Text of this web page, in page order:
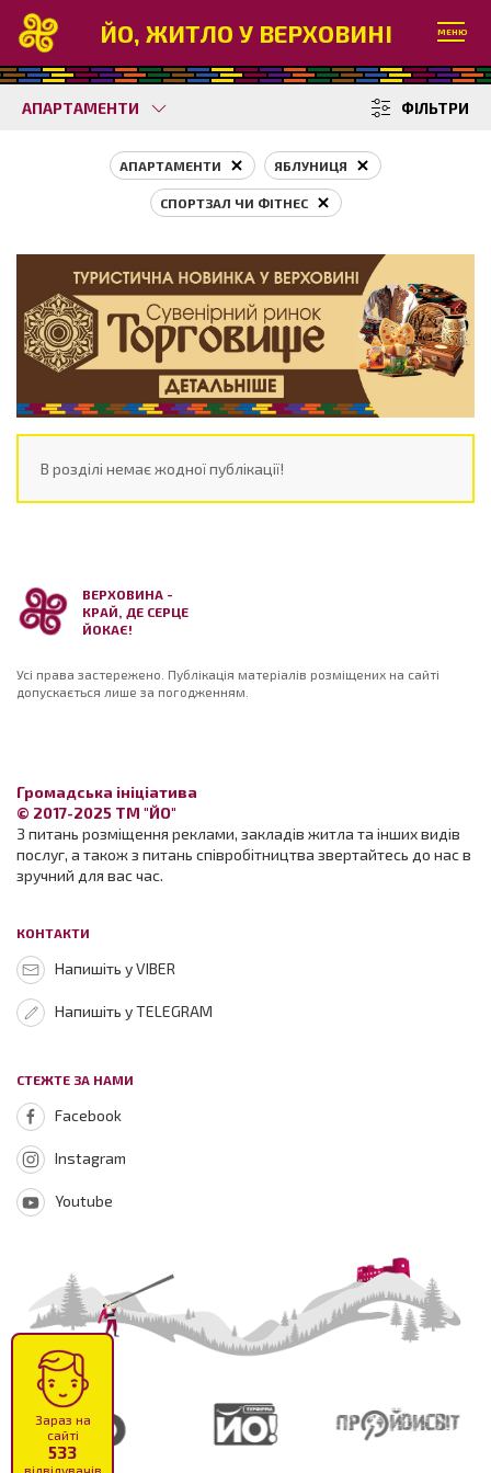
ЙО, ЖИТЛО У ВЕРХОВИНІ МЕНЮ
АПАРТАМЕНТИ ФІЛЬТРИ
АПАРТАМЕНТИ ЯБЛУНИЦЯ
СПОРТЗАЛ ЧИ ФІТНЕС
В розділі немає жодної публікації!
ВЕРХОВИНА -
КРАЙ, ДЕ СЕРЦЕ
ЙОКАЄ!
Усі права застережено. Публікація матеріалів розміщених на сайті
допускається лише за погодженням.
Громадська ініціатива
© 2017-2025 ТМ "ЙО"
З питань розміщення реклами, закладів житла та інших видів
послуг, а також з питань співробітництва звертайтесь до нас в
зручний для вас час.
КОНТАКТИ
Напишіть у VIBER
Напишіть у TELEGRAM
СТЕЖТЕ ЗА НАМИ
Facebook
Instagram
Youtube
Зараз на
сайті
533
відвідувачів